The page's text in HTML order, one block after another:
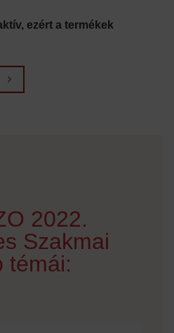
ezért a termékek
2022.
Szakmai
témái: